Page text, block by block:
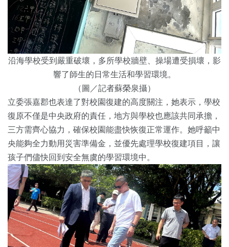
沿海學校受到嚴重破壞，多所學校牆壁、操場遭受損壞，影
響了師生的日常生活和學習環境。
（圖／記者蘇榮泉攝）
立委張嘉郡也表達了對校園復建的高度關注，她表示，學校
復原不僅是中央政府的責任，地方與學校也應該共同承擔，
三方需齊心協力，確保校園能盡快恢復正常運作。她呼籲中
央能夠全力動用災害準備金，並優先處理學校復建項目，讓
孩子們儘快回到安全無虞的學習環境中。